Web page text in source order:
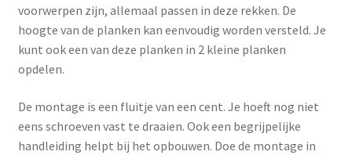
voorwerpen zijn, allemaal passen in deze rekken. De
hoogte van de planken kan eenvoudig worden versteld. Je
kunt ook een van deze planken in 2 kleine planken
opdelen.
De montage is een fluitje van een cent. Je hoeft nog niet
eens schroeven vast te draaien. Ook een begrijpelijke
handleiding helpt bij het opbouwen. Doe de montage in